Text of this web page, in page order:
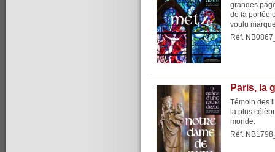
grandes
de la portée
voulu
Réf.
Paris, la
Témoin des
la plus
monde.
Réf.